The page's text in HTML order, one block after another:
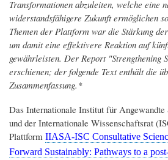
Transformationen abzuleiten, welche eine
widerstandsfähigere Zukunft ermöglichen
Themen der Plattform war die Stärkung
um damit eine effektivere Reaktion auf
gewährleisten. Der Report "Strengthening
erschienen; der folgende Text enthält die
Zusammenfassung.*
Das Internationale Institut für
und der Internationale Wissenschaftsrat
Plattform IIASA-ISC Consultative
Forward Sustainably: Pathways to a